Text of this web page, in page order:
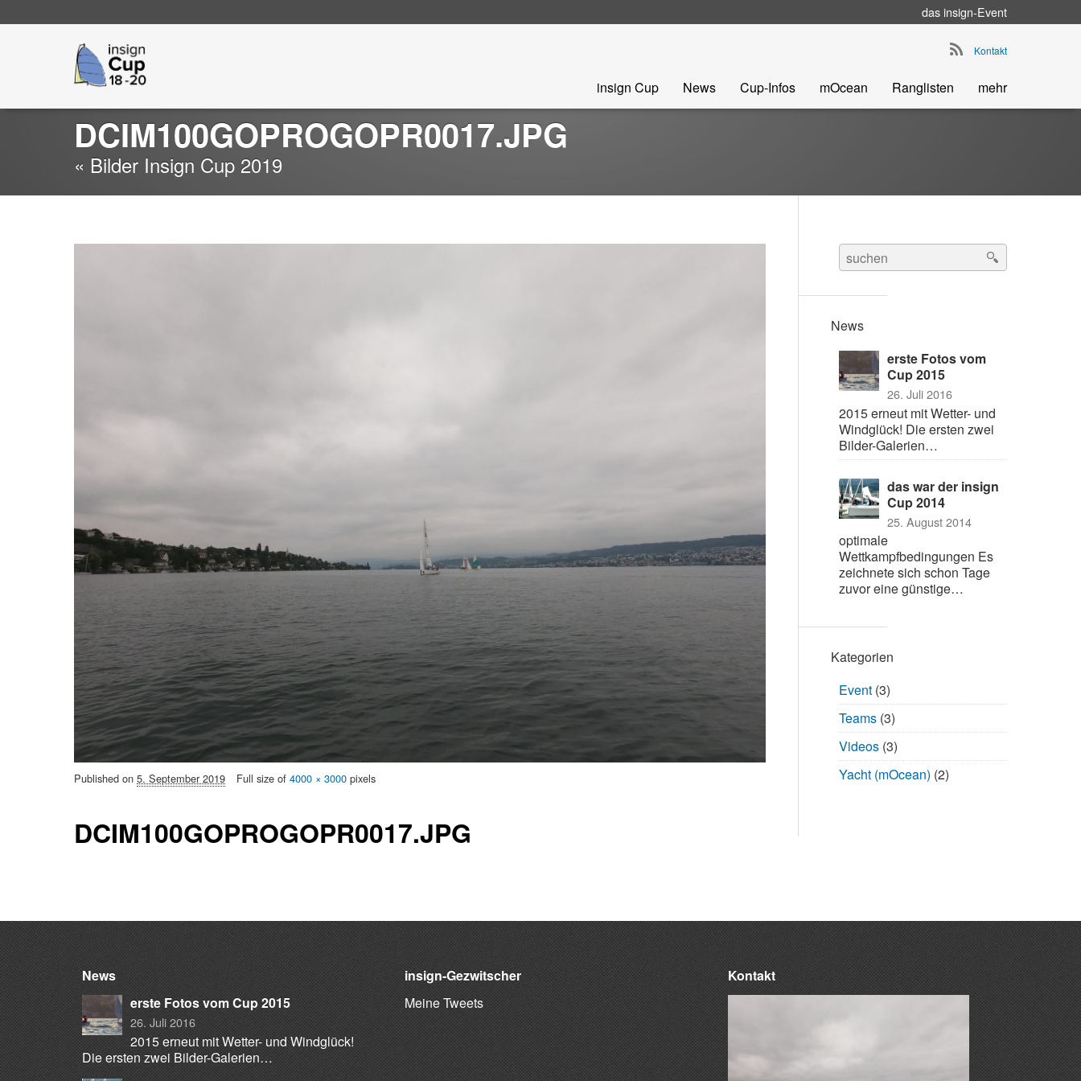
main
navigation
dasinsign-Event
insign Cup
Kontakt
Skip
insign Cup News Cup-Infos mOcean Ranglisten mehr
DCIM100GOPROGOPR0017.JPG
« Bilder Insign Cup 2019
Published on 5. September 2019 Full size of 4000 × 3000 pixels
DCIM100GOPROGOPR0017.JPG
Search
for:
News
erste Fotos vom
Cup 2015
26. Juli 2016
2015 erneut mit Wetter- und
Windglück! Die ersten zwei
Bilder-Galerien…
das war der insign
Cup 2014
25. August 2014
optimale
Wettkampfbedingungen Es
zeichnete sich schon Tage
zuvor eine günstige…
Kategorien
Event (3)
Teams (3)
Videos (3)
Yacht (mOcean) (2)
News
erste Fotos vom Cup 2015
26. Juli 2016
2015 erneut mit Wetter- und Windglück!
Die ersten zwei Bilder-Galerien…
insign-Gezwitscher
Meine Tweets
Kontakt